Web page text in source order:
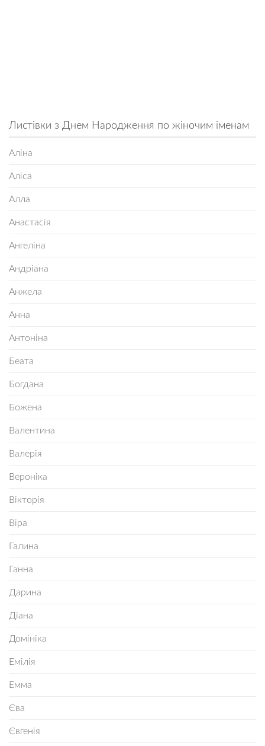
Листівки з Днем Народження по жіночим іменам
Аліна
Аліса
Алла
Анастасія
Ангеліна
Андріана
Анжела
Анна
Антоніна
Беата
Богдана
Божена
Валентина
Валерія
Вероніка
Вікторія
Віра
Галина
Ганна
Дарина
Діана
Домініка
Емілія
Емма
Єва
Євгенія